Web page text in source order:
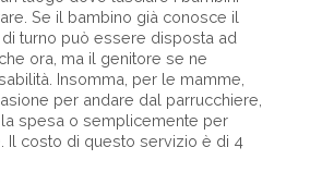
Se il bambino già conosce il
turno può essere disposta ad
ora, ma il genitore se ne
Insomma, per le mamme,
per andare dal parrucchiere,
spesa o semplicemente per
Il costo di questo servizio è di 4